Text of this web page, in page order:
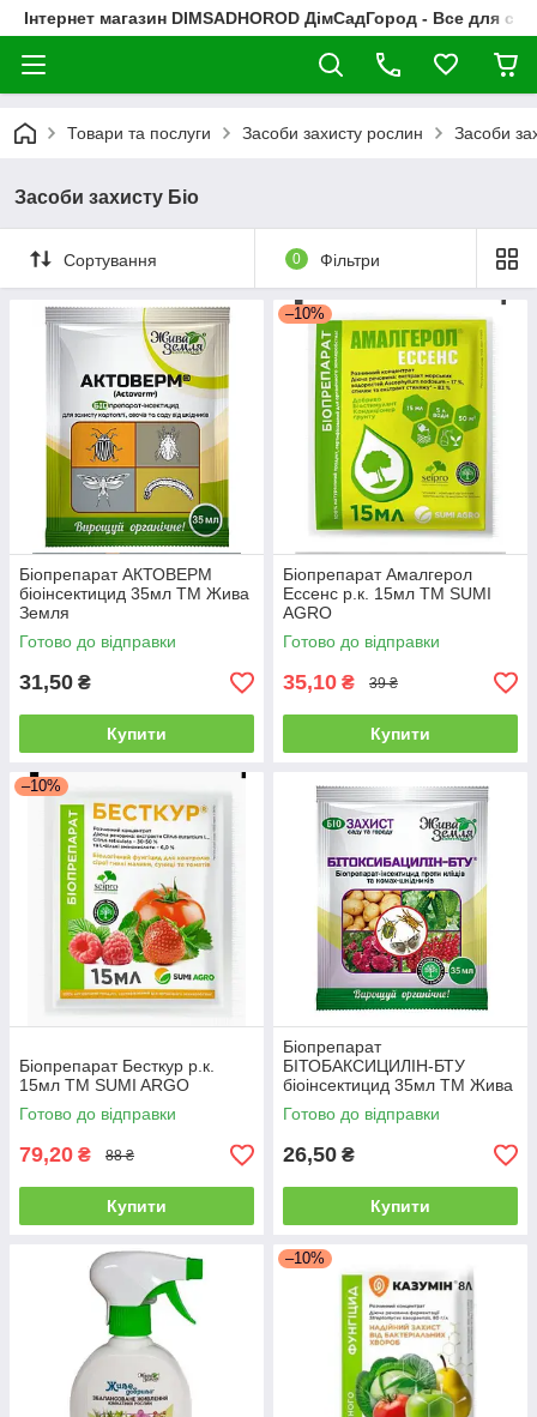
Інтернет магазин DIMSADHOROD ДімСадГород - Все для
Товари та послуги Засоби захисту рослин Засоби
Засоби захисту Біо
Сортування 0 Фільтри
Біопрепарат АКТОВЕРМ
біоінсектицид 35мл ТМ Жива
Земля
Готово до відправки
31,50 ₴
Купити
–10%
Біопрепарат Амалгерол
Ессенс р.к. 15мл ТМ SUMI
AGRO
Готово до відправки
35,10 ₴ 39 ₴
Купити
–10%
Біопрепарат Бесткур р.к.
15мл ТМ SUMI ARGO
Готово до відправки
79,20 ₴ 88 ₴
Купити
Біопрепарат
БІТОБАКСИЦИЛІН-БТУ
біоінсектицид 35мл ТМ Жива
Земля
Готово до відправки
26,50 ₴
Купити
–10%